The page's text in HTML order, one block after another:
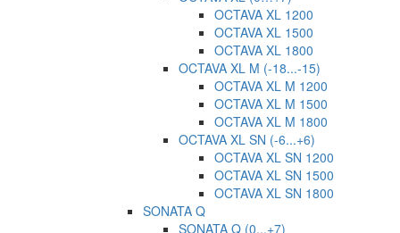
OCTAVA XL 1200
OCTAVA XL 1500
OCTAVA XL 1800
OCTAVA XL M (-18...-15)
OCTAVA XL M 1200
OCTAVA XL M 1500
OCTAVA XL M 1800
OCTAVA XL SN (-6...+6)
OCTAVA XL SN 1200
OCTAVA XL SN 1500
OCTAVA XL SN 1800
SONATA Q
SONATA Q (0...+7)